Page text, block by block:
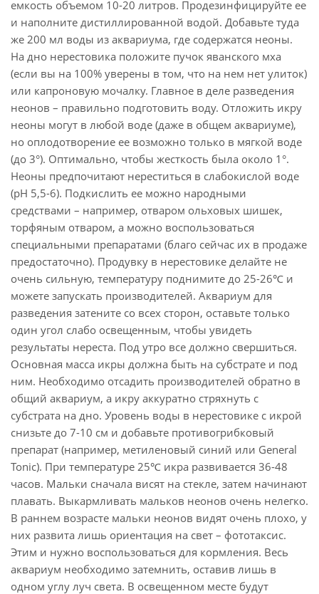
емкость объемом 10-20 литров. Продезинфицируйте ее
и наполните дистиллированной водой. Добавьте туда
же 200 мл воды из аквариума, где содержатся неоны.
На дно нерестовика положите пучок яванского мха
(если вы на 100% уверены в том, что на нем нет улиток)
или капроновую мочалку. Главное в деле разведения
неонов – правильно подготовить воду. Отложить икру
неоны могут в любой воде (даже в общем аквариуме),
но оплодотворение ее возможно только в мягкой воде
(до 3°). Оптимально, чтобы жесткость была около 1°.
Неоны предпочитают нереститься в слабокислой воде
(pH 5,5-6). Подкислить ее можно народными
средствами – например, отваром ольховых шишек,
торфяным отваром, а можно воспользоваться
специальными препаратами (благо сейчас их в продаже
предостаточно). Продувку в нерестовике делайте не
очень сильную, температуру поднимите до 25-26℃ и
можете запускать производителей. Аквариум для
разведения затените со всех сторон, оставьте только
один угол слабо освещенным, чтобы увидеть
результаты нереста. Под утро все должно свершиться.
Основная масса икры должна быть на субстрате и под
ним. Необходимо отсадить производителей обратно в
общий аквариум, а икру аккуратно стряхнуть с
субстрата на дно. Уровень воды в нерестовике с икрой
снизьте до 7-10 см и добавьте противогрибковый
препарат (например, метиленовый синий или General
Tonic). При температуре 25℃ икра развивается 36-48
часов. Мальки сначала висят на стекле, затем начинают
плавать. Выкармливать мальков неонов очень нелегко.
В раннем возрасте мальки неонов видят очень плохо, у
них развита лишь ориентация на свет – фототаксис.
Этим и нужно воспользоваться для кормления. Весь
аквариум необходимо затемнить, оставив лишь в
одном углу луч света. В освещенном месте будут